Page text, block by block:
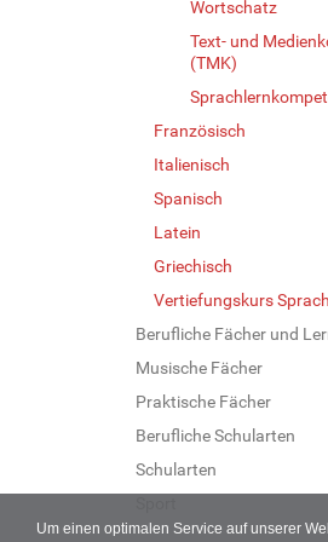
Um einen optimalen Service auf unserer
Wortschatz
Text- und
(TMK)
Französisch
Italienisch
Spanisch
Latein
Griechisch
Vertiefungskurs
Berufliche Fächer und
Musische Fächer
Praktische Fächer
Berufliche Schularten
Schularten